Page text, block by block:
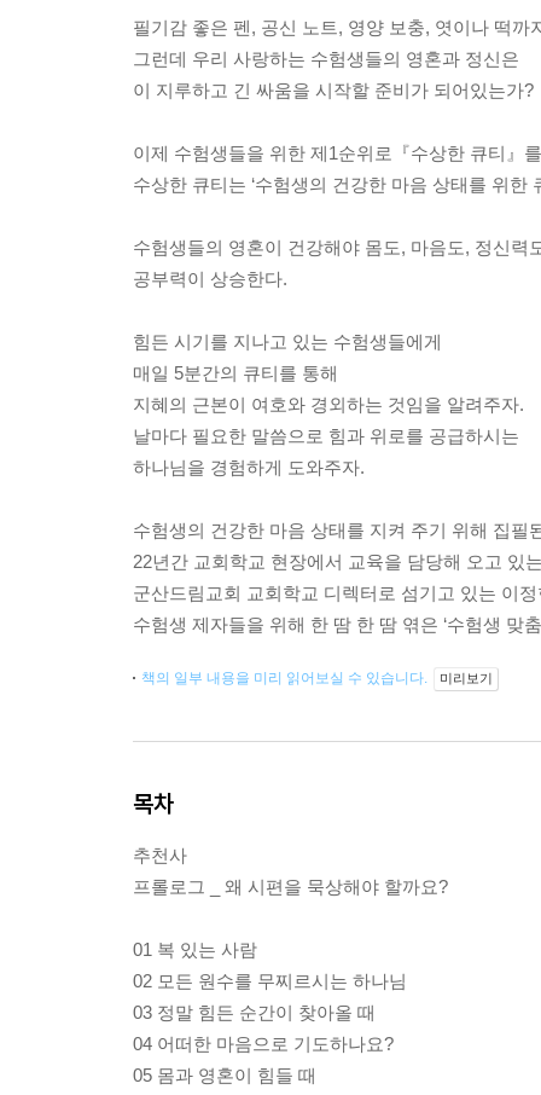
필기감 좋은 펜, 공신 노트, 영양 보충, 엿이나 떡까
그런데 우리 사랑하는 수험생들의 영혼과 정신은
이 지루하고 긴 싸움을 시작할 준비가 되어있는가?
이제 수험생들을 위한 제1순위로『수상한 큐티』
수상한 큐티는 ‘수험생의 건강한 마음 상태를 위한
수험생들의 영혼이 건강해야 몸도, 마음도, 정신력
공부력이 상승한다.
힘든 시기를 지나고 있는 수험생들에게
매일 5분간의 큐티를 통해
지혜의 근본이 여호와 경외하는 것임을 알려주자.
날마다 필요한 말씀으로 힘과 위로를 공급하시는
하나님을 경험하게 도와주자.
수험생의 건강한 마음 상태를 지켜 주기 위해 집필
22년간 교회학교 현장에서 교육을 담당해 오고 있
군산드림교회 교회학교 디렉터로 섬기고 있는 이
수험생 제자들을 위해 한 땀 한 땀 엮은 ‘수험생 맞
책의 일부 내용을 미리 읽어보실 수 있습니다. 미리보기
목차
추천사
프롤로그 _ 왜 시편을 묵상해야 할까요?
01 복 있는 사람
02 모든 원수를 무찌르시는 하나님
03 정말 힘든 순간이 찾아올 때
04 어떠한 마음으로 기도하나요?
05 몸과 영혼이 힘들 때